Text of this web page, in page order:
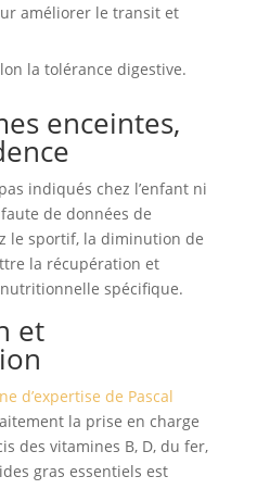
améliorer le transit et
la tolérance digestive.
enceintes,
indiqués chez l’enfant ni
de données de
le sportif, la diminution de
la récupération et
spécifique.
et
d’expertise de Pascal
la prise en charge
des vitamines B, D, du fer,
gras essentiels est